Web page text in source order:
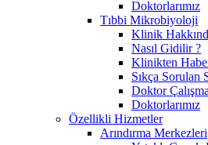
Doktorlarımız
Tıbbi Mikrobiyoloji
Klinik
Nasıl Gidilir ?
Klinikten
Sıkça Sorulan
Doktor
Doktorlarımız
Özellikli Hizmetler
Arındırma Merkezleri